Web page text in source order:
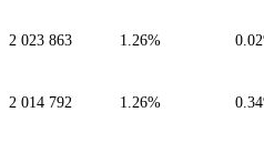
2 023 863 1.26%
2 014 792 1.26%